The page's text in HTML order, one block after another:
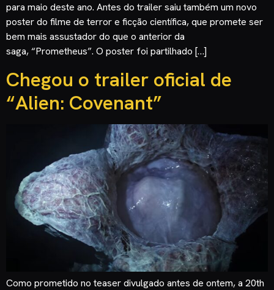
para maio deste ano. Antes do trailer saiu também um novo
poster do filme de terror e ficção científica, que promete ser
bem mais assustador do que o anterior da
saga, “Prometheus”. O poster foi partilhado […]
Chegou o trailer oficial de
“Alien: Covenant”
Como prometido no teaser divulgado antes de ontem, a 20th